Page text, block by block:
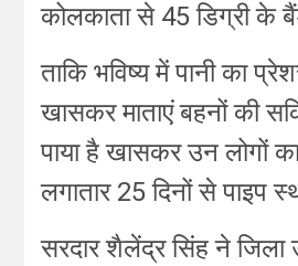
कोलकाता से 45 डिग्री के
ताकि भविष्य में पानी का
खासकर माताएं बहनों की
पाया है खासकर उन लोगों का
लगातार 25 दिनों से पाइप
सरदार शैलेंद्र सिंह ने जिला